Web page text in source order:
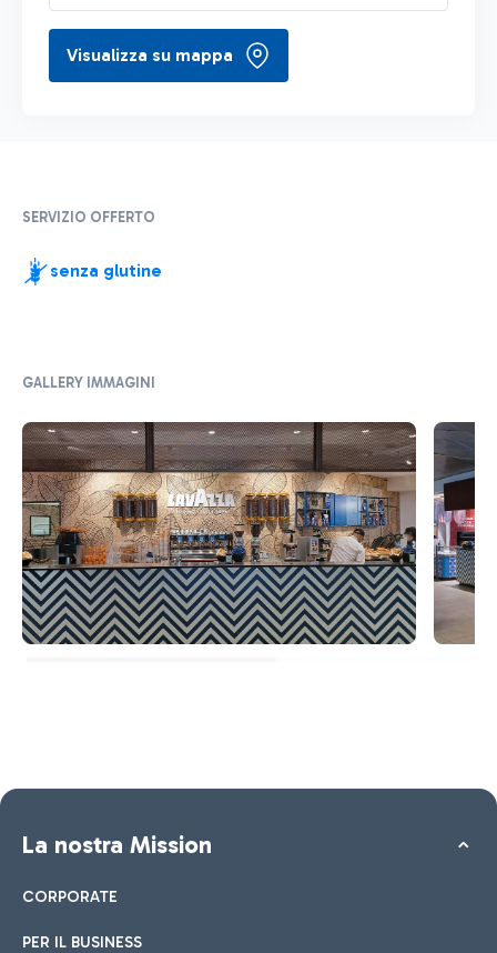
Visualizza su mappa
SERVIZIO OFFERTO
senza glutine
GALLERY IMMAGINI
La nostra Mission
CORPORATE
PER IL BUSINESS